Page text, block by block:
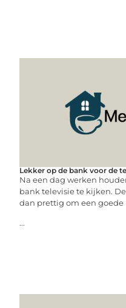
Lekker op de bank voor de
Na een dag werken
bank televisie te kijken.
dan prettig om een goede
...